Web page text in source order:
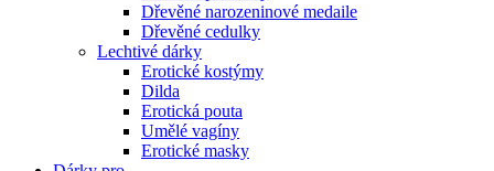
Dřevěné narozeninové medaile
Dřevěné cedulky
Lechtivé dárky
Erotické kostýmy
Dilda
Erotická pouta
Umělé vagíny
Erotické masky